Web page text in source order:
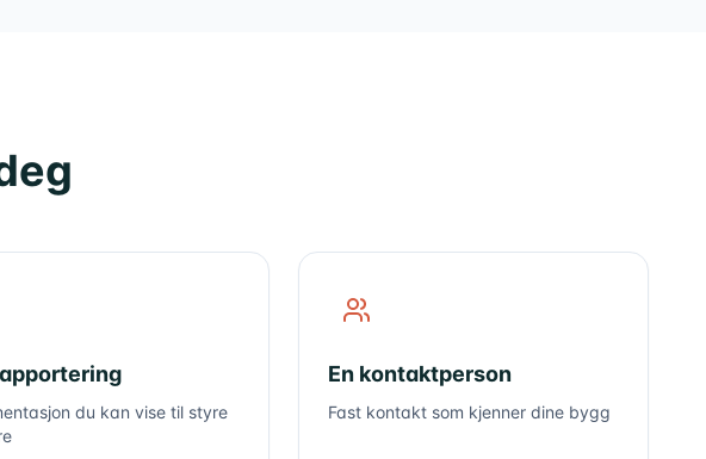
du kan vise til styre
En kontaktperson
Fast kontakt som kjenner dine bygg